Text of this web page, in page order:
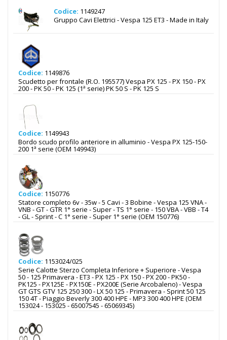
Codice: 1149247
Gruppo Cavi Elettrici - Vespa 125 ET3 - Made in Italy
Codice: 1149876
Scudetto per frontale (R.O. 195577) Vespa PX 125 - PX 150 - PX
200 - PK 50 - PK 125 (1ª serie) PK 50 S - PK 125 S
Codice: 1149943
Bordo scudo profilo anteriore in alluminio - Vespa PX 125-150-
200 1ª serie (OEM 149943)
Codice: 1150776
Statore completo 6v - 35w - 5 Cavi - 3 Bobine - Vespa 125 VNA -
VNB - GT - GTR 1° serie - Super - TS 1° serie - 150 VBA - VBB - T4
- GL - Sprint - C 1° serie - Super 1° serie (OEM 150776)
Codice: 1153024/025
Serie Calotte Sterzo Completa Inferiore + Superiore - Vespa
50 - 125 Primavera - ET3 - PX 125 - PX 150 - PX 200 - PK50 -
PK125 - PX125E - PX150E - PX200E (Serie Arcobaleno) - Vespa
GT GTS GTV 125 250 300 - LX 50 125 - Primavera - Sprint 50 125
150 4T - Piaggio Beverly 300 400 HPE - MP3 300 400 HPE (OEM
153024 - 153025 - 65007545 - 65069345)